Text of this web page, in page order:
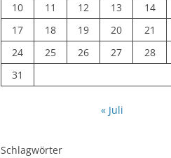
10
11 12 13 14
17
18 19 20 21
24
25 26 27 28
31
« Juli
Schlagwörter